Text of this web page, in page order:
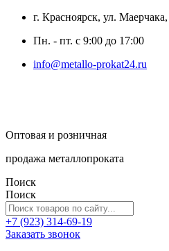
г. Красноярск, ул.
Пн. - пт. с 9:00 до 17:00
info@metallo-prokat24.ru
Оптовая и розничная
продажа металлопроката
Поиск
Поиск
+7 (923) 314-69-19
Заказать звонок